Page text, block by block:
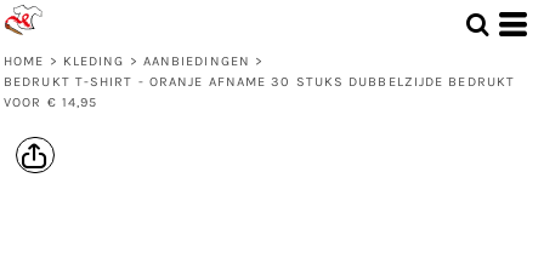
HOME > KLEDING > AANBIEDINGEN >
BEDRUKT T-SHIRT - ORANJE AFNAME 30 STUKS DUBBELZIJDE BEDRUKT
VOOR € 14,95